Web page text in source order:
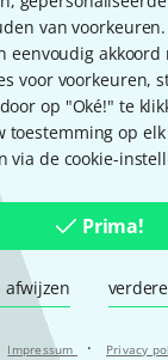
van
eenvoudig
voor voorkeuren,
op "Oké!" te
toestemming op
via de cookie-
Prima!
afwijzen
Impressum · Privacy
my USB hub
still works, so no
EVALUATIE MELDEN
Sylvain550